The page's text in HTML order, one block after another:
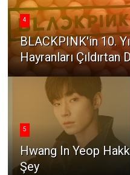
4
BLACKPINK'in 10.
Hayranları Çıldırtan
5
Hwang In Yeop
Şey